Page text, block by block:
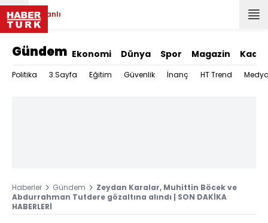
Canlı
Gündem Ekonomi Dünya Spor Magazin Kadın
Politika 3.Sayfa Eğitim Güvenlik İnanç HT Trend
Haberler Gündem
Zeydan Karalar, Muhittin Böcek ve
Abdurrahman Tutdere gözaltına alındı | SON DAKİKA
HABERLERİ